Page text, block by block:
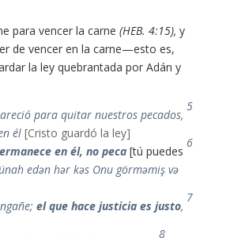
para vencer la carne (HEB. 4:15), y
de vencer en la carne—esto es,
la ley quebrantada por Adán y
5
para quitar nuestros pecados,
él [Cristo guardó la ley]
6
en él, no peca [tú puedes
edən hər kəs Onu görməmiş və
7
el que hace justicia es justo,
8